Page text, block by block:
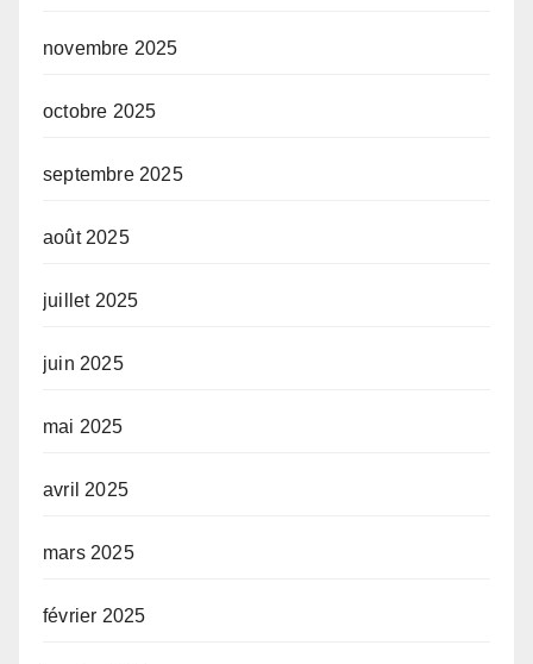
novembre 2025
octobre 2025
septembre 2025
août 2025
juillet 2025
juin 2025
mai 2025
avril 2025
mars 2025
février 2025